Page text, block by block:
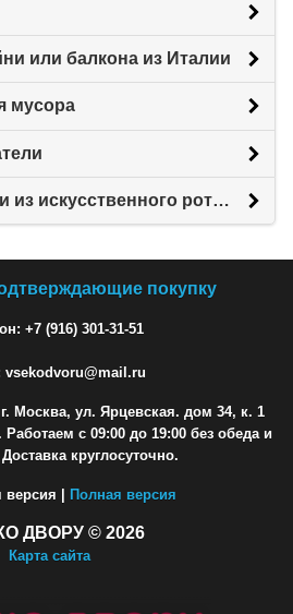
или балкона из Италии
мусора
Комплекты мебели из искусственного ротанга
покупку
+7 (916) 301-31-51
vsekodvoru@mail.ru
Москва, ул. Ярцевская. дом 34, к. 1
с 09:00 до 19:00 без обеда и
круглосуточно.
| Полная версия
ДВОРУ © 2026
Карта сайта